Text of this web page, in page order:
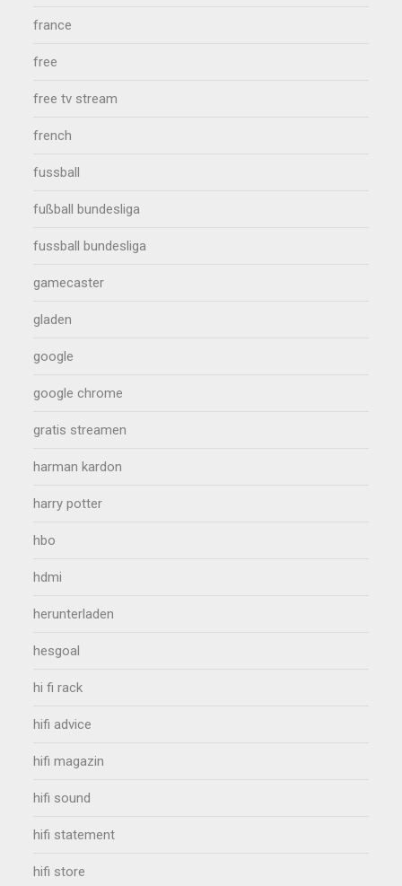
france
free
free tv stream
french
fussball
fußball bundesliga
fussball bundesliga
gamecaster
gladen
google
google chrome
gratis streamen
harman kardon
harry potter
hbo
hdmi
herunterladen
hesgoal
hi fi rack
hifi advice
hifi magazin
hifi sound
hifi statement
hifi store